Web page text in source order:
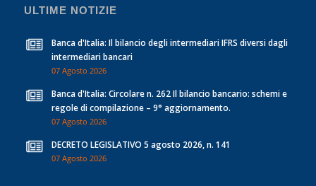
ULTIME NOTIZIE
Banca d'Italia: Il bilancio degli intermediari IFRS diversi dagli
intermediari bancari
07 Agosto 2026
Banca d'Italia: Circolare n. 262 Il bilancio bancario: schemi e
regole di compilazione – 9° aggiornamento.
07 Agosto 2026
DECRETO LEGISLATIVO 5 agosto 2026, n. 141
07 Agosto 2026